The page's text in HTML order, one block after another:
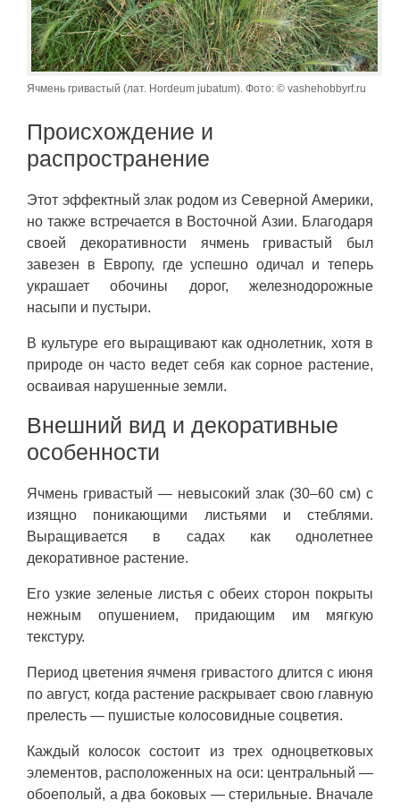
Ячмень гривастый (лат. Hordeum jubatum). Фото: © vashehobbyrf.ru
Происхождение и
распространение
Этот эффектный злак родом из Северной Америки,
но также встречается в Восточной Азии. Благодаря
своей декоративности ячмень гривастый был
завезен в Европу, где успешно одичал и теперь
украшает обочины дорог, железнодорожные
насыпи и пустыри.
В культуре его выращивают как однолетник, хотя в
природе он часто ведет себя как сорное растение,
осваивая нарушенные земли.
Внешний вид и декоративные
особенности
Ячмень гривастый — невысокий злак (30–60 см) с
изящно поникающими листьями и стеблями.
Выращивается в садах как однолетнее
декоративное растение.
Его узкие зеленые листья с обеих сторон покрыты
нежным опушением, придающим им мягкую
текстуру.
Период цветения ячменя гривастого длится с июня
по август, когда растение раскрывает свою главную
прелесть — пушистые колосовидные соцветия.
Каждый колосок состоит из трех одноцветковых
элементов, расположенных на оси: центральный —
обоеполый, а два боковых — стерильные. Вначале